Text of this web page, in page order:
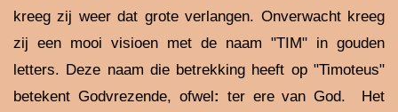
kreeg zij weer dat grote verlangen. Onverwacht kreeg
zij een mooi visioen met de naam "TIM" in gouden
letters. Deze naam die betrekking heeft op "Timoteus"
betekent Godvrezende, ofwel: ter ere van God. Het